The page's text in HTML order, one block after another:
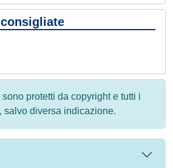
sono protetti da copyright e tutti i
salvo diversa indicazione.